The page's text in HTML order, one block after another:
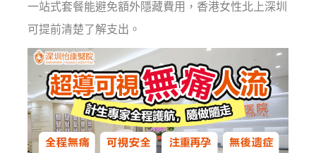
一站式套餐能避免額外隱藏費用，香港女性北上深圳
可提前清楚了解支出。